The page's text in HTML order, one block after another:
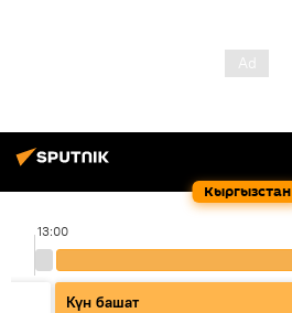
Кыргызстан
13:00
Күн башат